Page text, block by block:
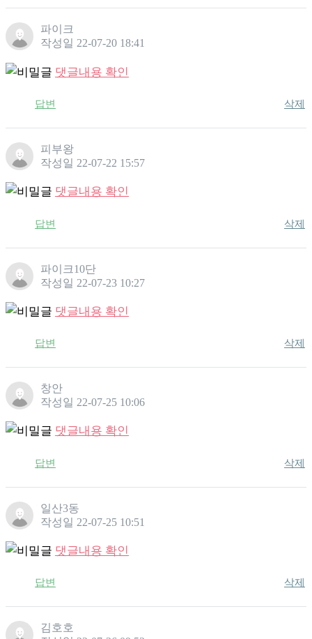
파이크
작성일 22-07-20 18:41
댓글내용 확인
답변 삭제
피부왕
작성일 22-07-22 15:57
댓글내용 확인
답변 삭제
파이크10단
작성일 22-07-23 10:27
댓글내용 확인
답변 삭제
창안
작성일 22-07-25 10:06
댓글내용 확인
답변 삭제
일산3동
작성일 22-07-25 10:51
댓글내용 확인
답변 삭제
김호호